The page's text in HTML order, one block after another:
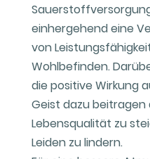
einhergehend eine
von
Wohlbefinden.
die positive Wirkung
Geist dazu beitragen
Lebensqualität zu
Leiden zu lindern.